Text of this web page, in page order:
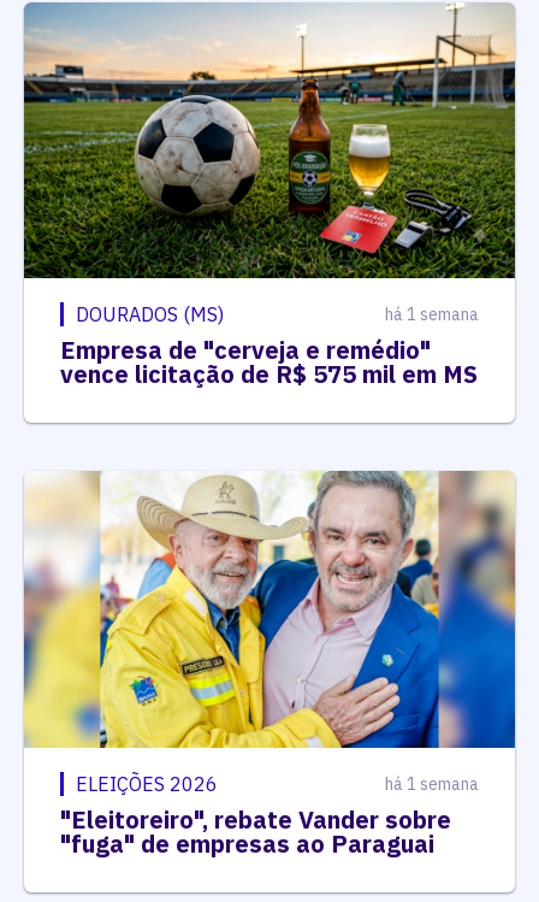
DOURADOS (MS) há 1 semana
Empresa de "cerveja e remédio"
vence licitação de R$ 575 mil em MS
ELEIÇÕES 2026 há 1 semana
"Eleitoreiro", rebate Vander sobre
"fuga" de empresas ao Paraguai